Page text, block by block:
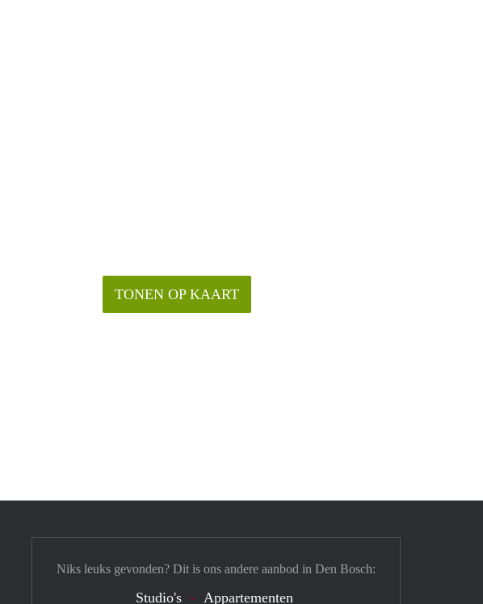
TONEN OP KAART
Niks leuks gevonden? Dit is ons andere aanbod in Den Bosch:
Studio's Appartementen